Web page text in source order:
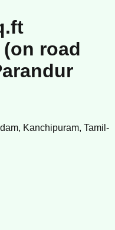
road
Kanchipuram, Tamil-